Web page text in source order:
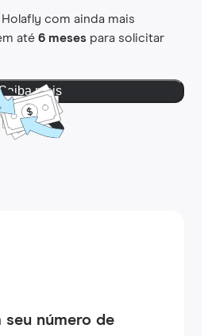
com ainda mais
até 6 mesespara solicitar
mais
seu número de